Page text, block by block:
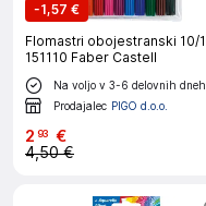
-1,57 €
Flomastri obojestranski 10/1
151110 Faber Castell
Na voljo v 3-6 delovnih dneh
Prodajalec PIGO d.o.o.
2 93 €
4,50 €